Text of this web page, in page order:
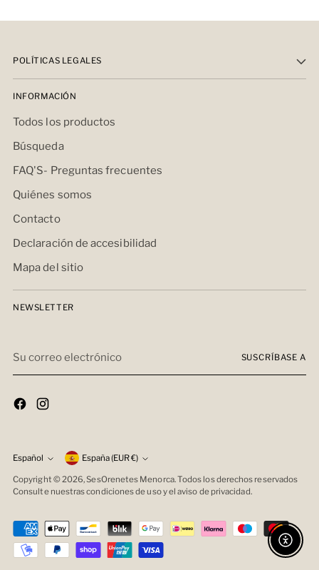
POLÍTICAS LEGALES
INFORMACIÓN
Todos los productos
Búsqueda
FAQ'S- Preguntas frecuentes
Quiénes somos
Contacto
Declaración de accesibilidad
Mapa del sitio
NEWSLETTER
correo
electrónico
SUSCRÍBASE A
idioma
Español moneda España (EUR €)
Copyright © 2026,SesOrenetes Menorca. Todos los derechos reservados
Consulte nuestras condiciones de uso y el aviso de privacidad.